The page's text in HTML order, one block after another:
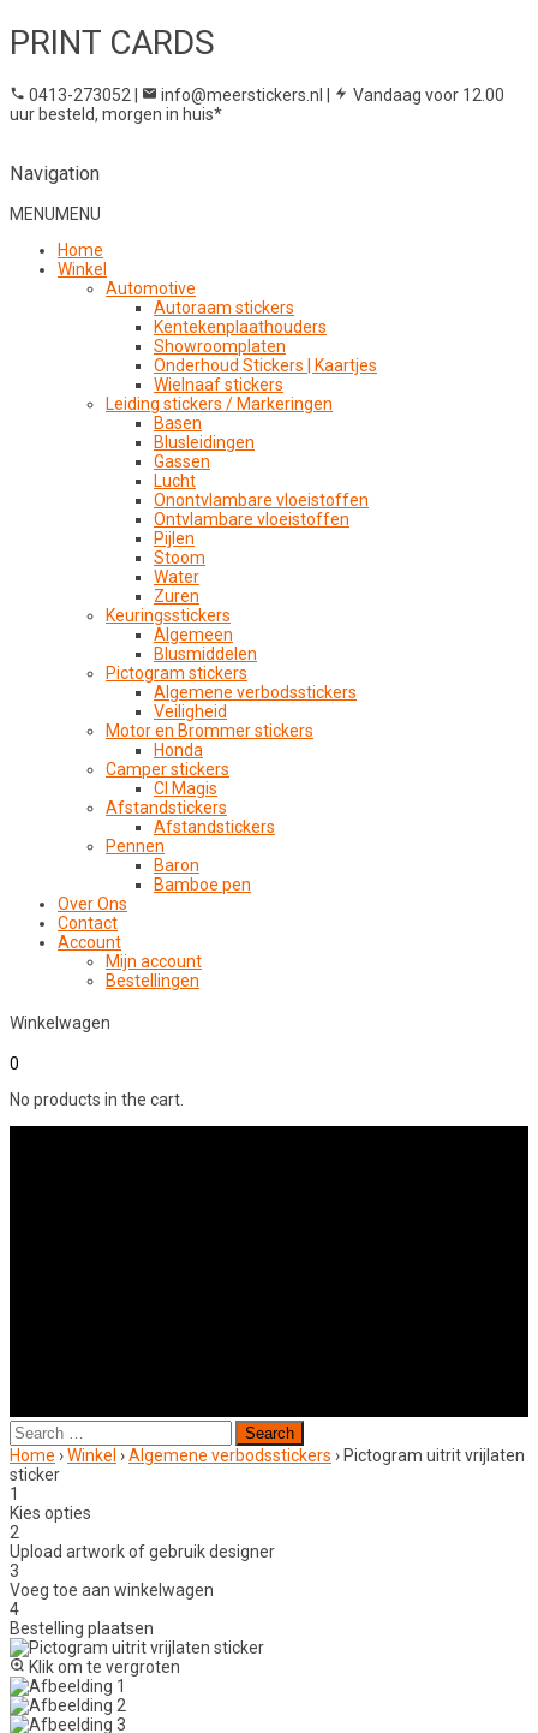
PRINT CARDS
0413-273052 | info@meerstickers.nl |
Vandaag voor 12.00
uur besteld, morgen in huis*
Navigation
MENUMENU
Home
Winkel
Automotive
Autoraam stickers
Kentekenplaathouders
Showroomplaten
Onderhoud Stickers | Kaartjes
Wielnaaf stickers
Leiding stickers / Markeringen
Basen
Blusleidingen
Gassen
Lucht
Onontvlambare vloeistoffen
Ontvlambare vloeistoffen
Pijlen
Stoom
Water
Zuren
Keuringsstickers
Algemeen
Blusmiddelen
Pictogram stickers
Algemene verbodsstickers
Veiligheid
Motor en Brommer stickers
Honda
Camper stickers
CI Magis
Afstandstickers
Afstandstickers
Pennen
Baron
Bamboe pen
Over Ons
Contact
Account
Mijn account
Bestellingen
Winkelwagen
0
No products in the cart.
Search
for:
Home ›Winkel ›Algemene verbodsstickers › Pictogram uitrit vrijlaten
sticker
1
Kies opties
2
Upload artwork of gebruik designer
3
Voeg toe aan winkelwagen
4
Bestelling plaatsen
Klik om te vergroten